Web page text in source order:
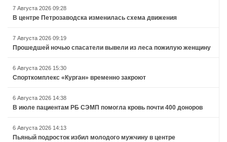
7 Августа 2026 09:28
В центре Петрозаводска изменилась схема движения
7 Августа 2026 09:19
Прошедшей ночью спасатели вывели из леса пожилую женщину
6 Августа 2026 15:30
Спорткомплекс «Курган» временно закроют
6 Августа 2026 14:38
В июле пациентам РБ СЭМП помогла кровь почти 400 доноров
6 Августа 2026 14:13
Пьяный подросток избил молодого мужчину в центре